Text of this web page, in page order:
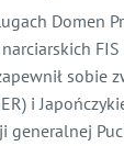
Domen
FIS
sobie
i
generalnej